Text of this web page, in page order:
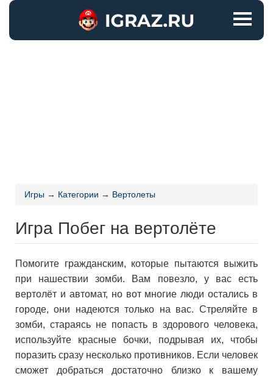
Игры → Категории → Вертолеты
Игра Побег на вертолёте
Помогите гражданским, которые пытаются выжить
при нашествии зомби. Вам повезло, у вас есть
вертолёт и автомат, но вот многие люди остались в
городе, они надеются только на вас. Стреляйте в
зомби, стараясь не попасть в здорового человека,
используйте красные бочки, подрывая их, чтобы
поразить сразу несколько противников. Если человек
сможет добраться достаточно близко к вашему